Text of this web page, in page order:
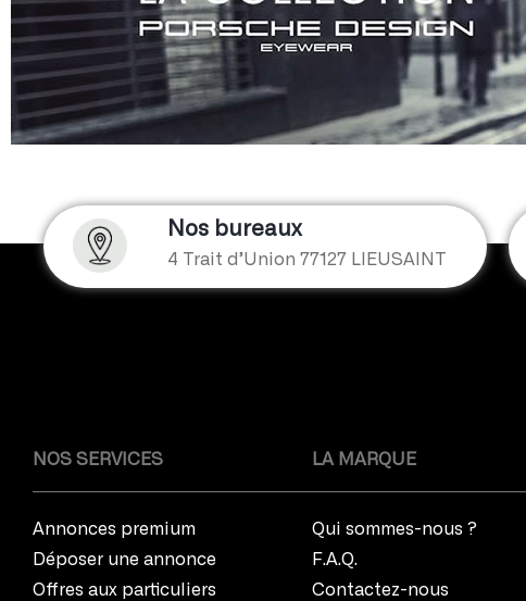
Nos bureaux
4 Trait d’Union 77127 LIEUSAINT
NOS SERVICES
Annonces premium
Déposer une annonce
Offres aux particuliers
LA MARQUE
Qui sommes-nous ?
F.A.Q.
Contactez-nous